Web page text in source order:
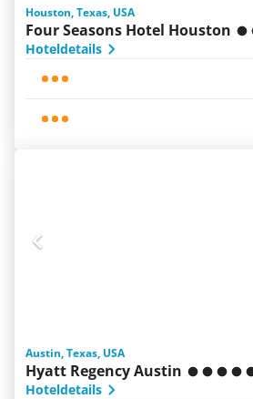
Houston, Texas, USA
Four Seasons Hotel Houston
Hoteldetails
Austin, Texas, USA
Hyatt Regency Austin
Hoteldetails